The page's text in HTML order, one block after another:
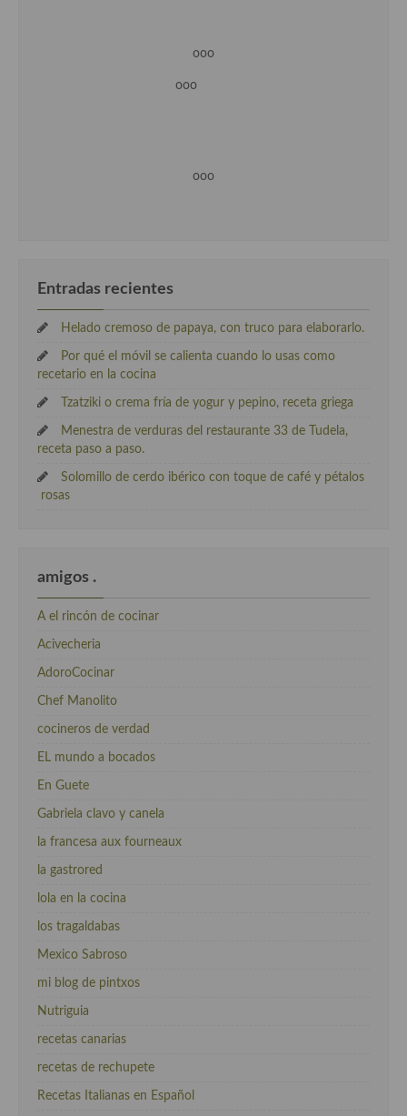
ooo
ooo
ooo
Entradas recientes
Helado cremoso de papaya, con truco para elaborarlo.
Por qué el móvil se calienta cuando lo usas como
recetario en la cocina
Tzatziki o crema fría de yogur y pepino, receta griega
Menestra de verduras del restaurante 33 de Tudela,
receta paso a paso.
Solomillo de cerdo ibérico con toque de café y pétalos
rosas
amigos .
A el rincón de cocinar
Acivecheria
AdoroCocinar
Chef Manolito
cocineros de verdad
EL mundo a bocados
En Guete
Gabriela clavo y canela
la francesa aux fourneaux
la gastrored
lola en la cocina
los tragaldabas
Mexico Sabroso
mi blog de pintxos
Nutriguia
recetas canarias
recetas de rechupete
Recetas Italianas en Español